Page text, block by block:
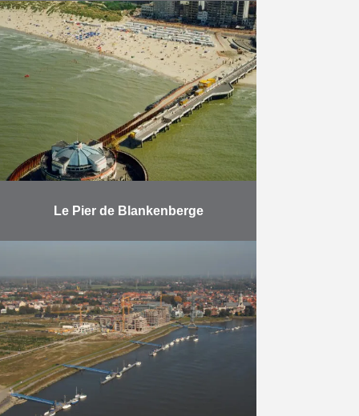
Le parc éolien « Karehamn
Offshore Windfarm » en Suède est
situé dans la mer Baltique, à
environ 6 km de la côte. Avec ses
…
En savoir plus
Le Pier de Blankenberge
En savoir plus